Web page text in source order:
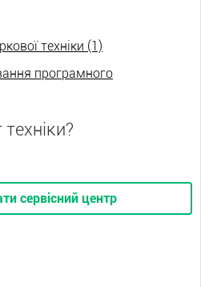
техніки (1)
програмного
сервісний центр